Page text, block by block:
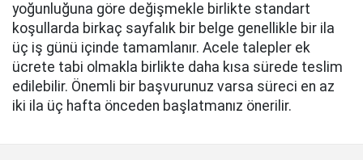
yoğunluğuna göre değişmekle birlikte standart
koşullarda birkaç sayfalık bir belge genellikle bir ila
üç iş günü içinde tamamlanır. Acele talepler ek
ücrete tabi olmakla birlikte daha kısa sürede teslim
edilebilir. Önemli bir başvurunuz varsa süreci en az
iki ila üç hafta önceden başlatmanız önerilir.